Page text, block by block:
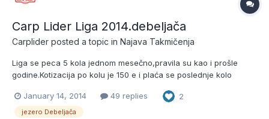
Carp Lider Liga 2014.debeljača
Carplider posted a topic in Najava Takmičenja
Liga se peca 5 kola jednom mesečno,pravila su kao i prošle
godine.Kotizacija po kolu je 150 e i plaća se poslednje kolo
dela i bodovi se sabiraju ,posle toga se peca po sektorima tj.da
pojasnim: 1 , 2 i 3 mesto u ligi pecaju sektor 1 (bo...
January 14, 2014 49 replies 2
jezero Debeljača